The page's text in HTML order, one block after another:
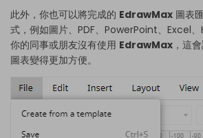
此外，你也可以將完成的 EdrawMax 圖表
式，例如圖片、PDF、PowerPoint、Excel、
你的同事或朋友沒有使用 EdrawMax ，這
圖表變得更加方便。